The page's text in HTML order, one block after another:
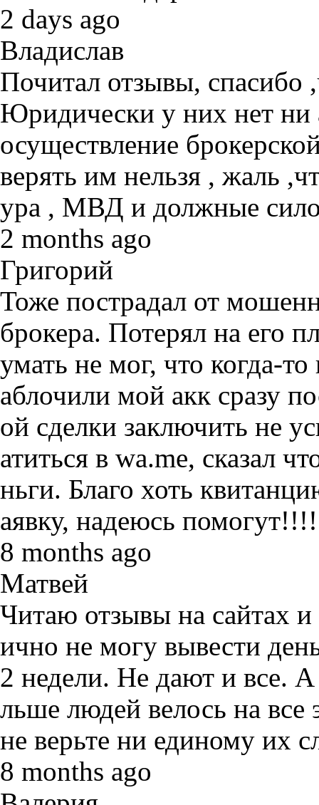
2 days ago
Владислав
Почитал отзывы, спасибо
Юридически у них нет
осуществление
верять им нельзя , жаль
ура , МВД и должные
2 months ago
Григорий
Тоже пострадал от
брокера. Потерял на его
умать не мог, что когда-
аблочили мой акк сразу
ой сделки заключить не
атиться в wa.me, сказал
ньги. Благо хоть
аявку, надеюсь помогут!!!!
8 months ago
Матвей
Читаю отзывы на сайтах и
ично не могу вывести
2 недели. Не дают и все.
льше людей велось на
не верьте ни единому их
8 months ago